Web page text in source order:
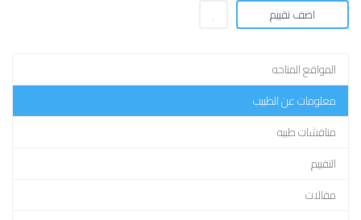
اضف تقييم
المواقع المتاحه
معلومات عن الطبيب
مناقشات طبيه
التقييم
مقالات